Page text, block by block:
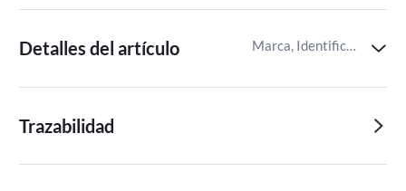
Detalles del artículo Marca, Identificador del artículo de Miravia
Trazabilidad